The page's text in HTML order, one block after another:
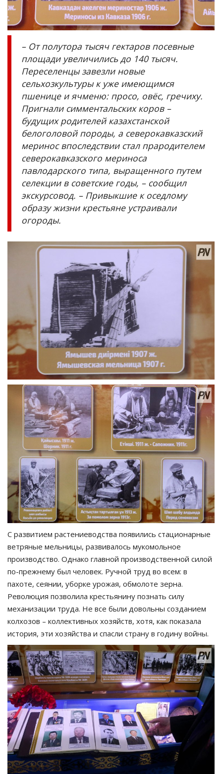
– От полутора тысяч гектаров посевные
площади увеличились до 140 тысяч.
Переселенцы завезли новые
сельхозкультуры к уже имеющимся
пшенице и ячменю: просо, овёс, гречиху.
Пригнали симментальских коров –
будущих родителей казахстанской
белоголовой породы, а северокавказский
меринос впоследствии стал прародителем
северокавказского мериноса
павлодарского типа, выращенного путем
селекции в советские годы, – сообщил
экскурсовод. – Привыкшие к оседлому
образу жизни крестьяне устраивали
огороды.
С развитием растениеводства появились стационарные
ветряные мельницы, развивалось мукомольное
производство. Однако главной производственной силой
по-прежнему был человек. Ручной труд во всем: в
пахоте, сеянии, уборке урожая, обмолоте зерна.
Революция позволила крестьянину познать силу
механизации труда. Не все были довольны созданием
колхозов – коллективных хозяйств, хотя, как показала
история, эти хозяйства и спасли страну в годину войны.